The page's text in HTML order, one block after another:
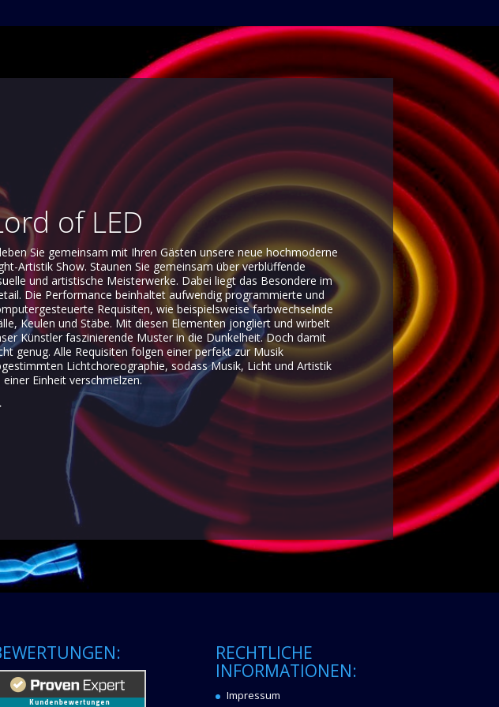
of LED
Sie gemeinsam mit Ihren Gästen unsere neue hochmoderne
Artistik Show. Staunen Sie gemeinsam über verblüffende
und artistische Meisterwerke. Dabei liegt das Besondere im
Die Performance beinhaltet aufwendig programmierte und
Requisiten, wie beispielsweise farbwechselnde
Keulen und Stäbe. Mit diesen Elementen jongliert und wirbelt
Künstler faszinierende Muster in die Dunkelheit. Doch damit
genug. Alle Requisiten folgen einer perfekt zur Musik
Lichtchoreographie, sodass Musik, Licht und Artistik
einer Einheit verschmelzen.
RECHTLICHE
INFORMATIONEN:
Impressum